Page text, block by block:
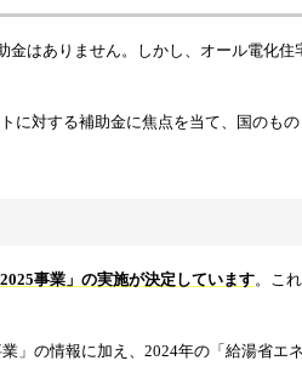
はありません。しかし、オール電化
に対する補助金に焦点を当て、国のも
事業」の実施が決定しています。こ
」の情報に加え、2024年の「給湯省エ